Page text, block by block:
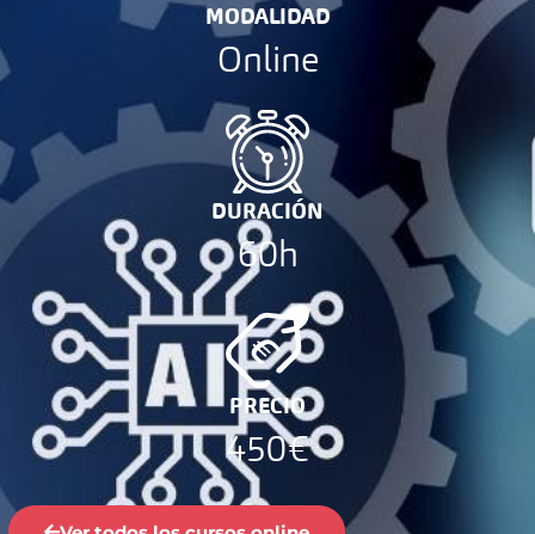
MODALIDAD
Online
DURACIÓN
60h
PRECIO
450€